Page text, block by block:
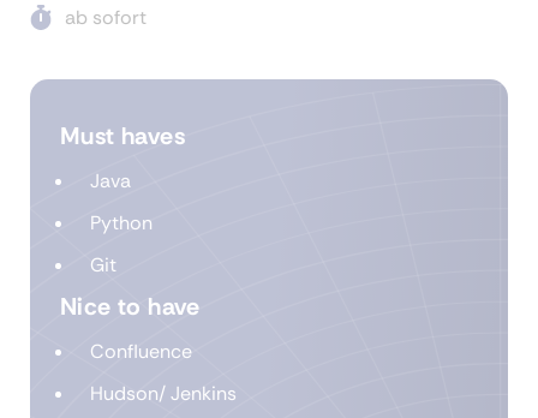
ab sofort
Must haves
Java
Python
Git
Nice to have
Confluence
Hudson/ Jenkins